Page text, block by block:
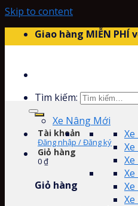
Skip to content
Giao hàng MIỄN PHÍ
Tìm kiếm:
Tài khoản
Đăng nhập / Đăng ký
Giỏ hàng
0₫
Giỏ hàng
Xe Nâng Mới